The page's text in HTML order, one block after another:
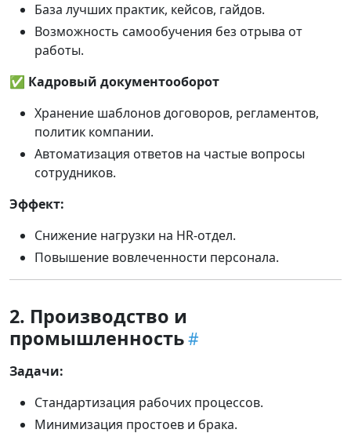
База лучших практик, кейсов, гайдов.
Возможность самообучения без отрыва от
работы.
✅ Кадровый документооборот
Хранение шаблонов договоров, регламентов,
политик компании.
Автоматизация ответов на частые вопросы
сотрудников.
Эффект:
Снижение нагрузки на HR-отдел.
Повышение вовлеченности персонала.
2. Производство и
промышленность
Задачи:
Стандартизация рабочих процессов.
Минимизация простоев и брака.